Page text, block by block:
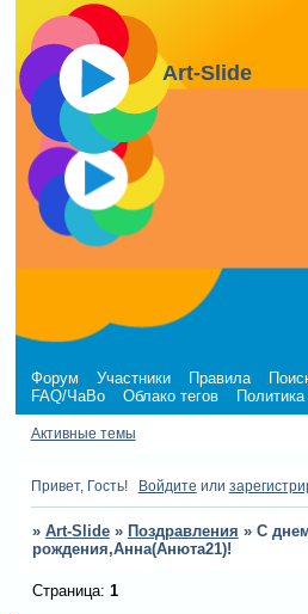
Art-Slide
Форум Участники Правила
FAQ/ЧаВо
Облако тегов
Активные темы
Привет, Гость! Войдите или
» Art-Slide » Поздравления » С
рождения,Анна(Анюта21)!
Страница: 1